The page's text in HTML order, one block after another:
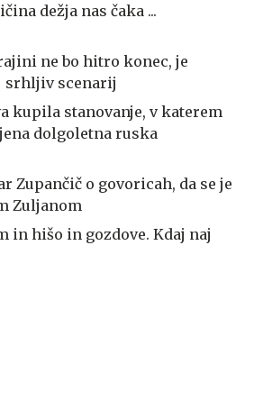
dežja nas čaka ...
ne bo hitro konec, je
srhljiv scenarij
kupila stanovanje, v katerem
dolgoletna ruska
Zupančič o govoricah, da se je
Zuljanom
in hišo in gozdove. Kdaj naj